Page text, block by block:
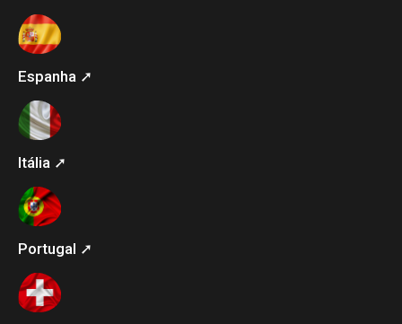
Espanha ➚
Itália ➚
Portugal ➚